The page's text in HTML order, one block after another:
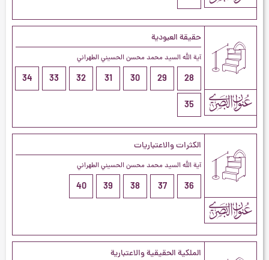
حقيقة العبودية
آية الله السيد محمد محسن الحسيني الطهراني
28
29
30
31
32
33
34
35
الكثرات والاعتباريات
آية الله السيد محمد محسن الحسيني الطهراني
36
37
38
39
40
الملكية الحقيقية والاعتبارية